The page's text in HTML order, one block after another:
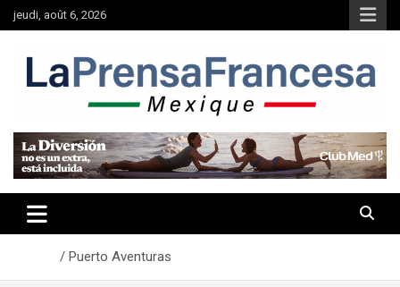
Aller
au
jeudi, août 6, 2026
Puerto Aventuras